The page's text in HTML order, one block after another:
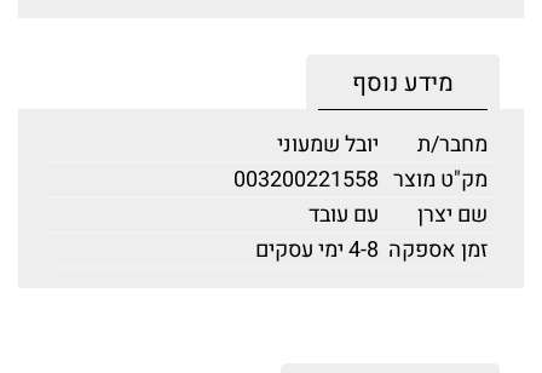
מידע נוסף
מחבר/ת
יובל שמעוני
מק"ט מוצר 003200221558
שם יצרן
עם עובד
זמן אספקה 4-8 ימי עסקים